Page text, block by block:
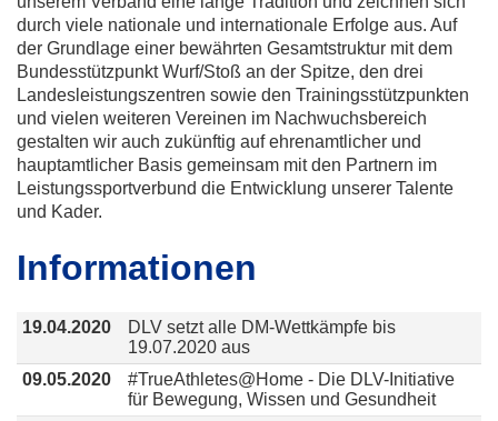
durch viele nationale und internationale Erfolge aus. Auf
der Grundlage einer bewährten Gesamtstruktur mit dem
Bundesstützpunkt Wurf/Stoß an der Spitze, den drei
Landesleistungszentren sowie den Trainingsstützpunkten
und vielen weiteren Vereinen im Nachwuchsbereich
gestalten wir auch zukünftig auf ehrenamtlicher und
hauptamtlicher Basis gemeinsam mit den Partnern im
Leistungssportverbund die Entwicklung unserer Talente
und Kader.
Informationen
19.04.2020
DLV setzt alle DM-Wettkämpfe bis
19.07.2020 aus
09.05.2020
#TrueAthletes@Home - Die DLV-Initiative
für Bewegung, Wissen und Gesundheit